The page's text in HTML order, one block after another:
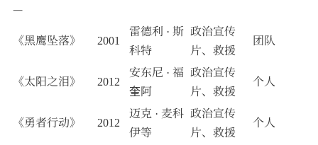
—
《黑鹰坠落》
2001
雷德利 · 斯
科特
政治宣传
片、救援
团队
《太阳之泪》 2012
安东尼 · 福
奎阿
政治宣传
片、救援
个人
《勇者行动》 2012
迈克 · 麦科
伊等
政治宣传
片、救援
个人